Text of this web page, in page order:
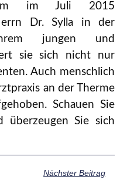
im Juli 2015
Dr. Sylla in der
jungen und
sie sich nicht nur
Auch menschlich
an der Therme
Schauen Sie
überzeugen Sie sich
Nächster Beitrag